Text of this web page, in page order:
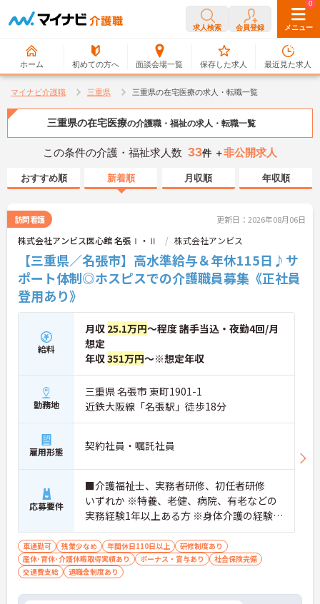
求人検索 会員登録 メニュー
ホーム 初めての方へ 面談会場一覧
0
保存した求人
0
最近見た求人
マイナビ介護職 三重県 三重県の在宅医療の求人・転職一覧
三重県の在宅医療の介護職・福祉の求人・転職一覧
この条件の介護・福祉求人数 33件 ＋非公開求人
おすすめ順 新着順 月収順 年収順
訪問看護 更新日：2026年08月06日
株式会社アンビス医心館 名張Ⅰ・Ⅱ 株式会社アンビス
【三重県／名張市】高水準給与＆年休115日♪サ
ポート体制◎ホスピスでの介護職員募集《正社員
登用あり》
給料
月収 25.1万円～程度 諸手当込・夜勤4回/月
想定
年収351万円～※想定年収
勤務地
三重県 名張市 東町1901-1
近鉄大阪線「名張駅」徒歩18分
雇用形態 契約社員・嘱託社員
応募要件
■介護福祉士、実務者研修、初任者研修
いずれか ※特養、老健、病院、有老などの
実務経験1年以上ある方 ※身体介護の経験年
以上ある方、機械浴の使用の経験のある方
歓迎
車通勤可 残業少なめ 年間休日110日以上
研修制度あり
産休･育休･介護休暇取得実績あり
ボーナス・賞与あり
社会保険完備
交通費支給
退職金制度あり